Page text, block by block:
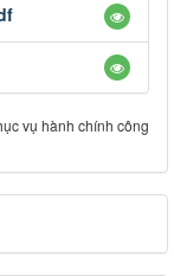
vụ hành chính công